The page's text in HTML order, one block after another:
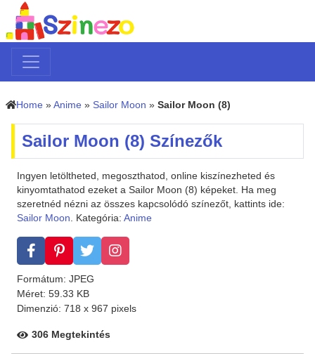
Home » Anime » Sailor Moon » Sailor Moon (8)
Sailor Moon (8) Színezők
Ingyen letöltheted, megoszthatod, online kiszínezheted és
kinyomtathatod ezeket a Sailor Moon (8) képeket. Ha meg
szeretnéd nézni az összes kapcsolódó színezőt, kattints ide:
Sailor Moon. Kategória: Anime
Formátum: JPEG
Méret: 59.33 KB
Dimenzió: 718 x 967 pixels
306 Megtekintés